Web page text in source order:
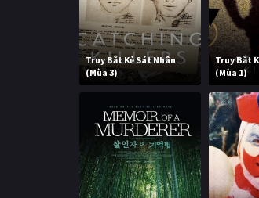
Truy Bắt Kẻ Sát Nhân
(Mùa 3)
Truy Bắt
(Mùa 1)